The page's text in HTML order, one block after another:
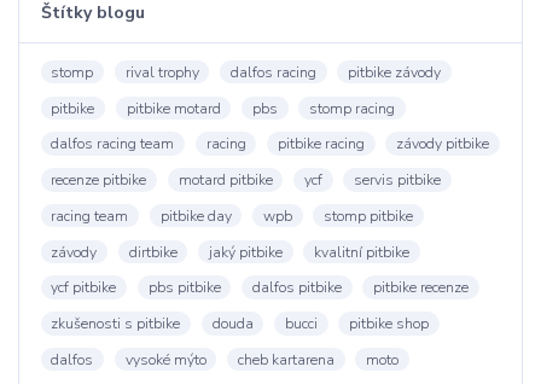
Štítky blogu
stomp rival trophy dalfos racing
pitbike závody
pitbike
pitbike motard pbs
stomp racing
dalfos racing team
racing pitbike racing
závody pitbike
recenze pitbike
motard pitbike ycf
servis pitbike
racing team
pitbike day wpb
stomp pitbike
závody
dirtbike jaký pitbike
kvalitní pitbike
ycf pitbike
pbs pitbike dalfos pitbike
pitbike recenze
zkušenosti s pitbike
douda bucci
pitbike shop
dalfos
vysoké mýto cheb kartarena
moto